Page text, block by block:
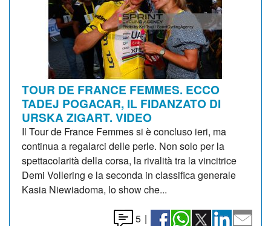
TOUR DE FRANCE FEMMES. ECCO
TADEJ POGACAR, IL FIDANZATO DI
URSKA ZIGART. VIDEO
Il Tour de France Femmes si è concluso ieri, ma
continua a regalarci delle perle. Non solo per la
spettacolarità della corsa, la rivalità tra la vincitrice
Demi Vollering e la seconda in classifica generale
Kasia Niewiadoma, lo show che...
5 |